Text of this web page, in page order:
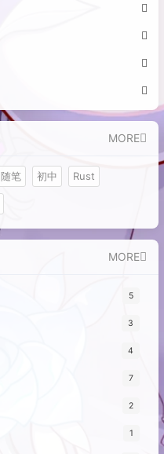
MORE
随笔 初中 Rust
MORE
5
3
4
7
2
1